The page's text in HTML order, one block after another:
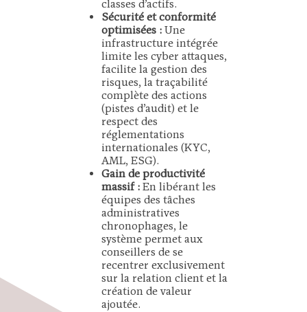
classes d’actifs.
Sécurité et conformité
optimisées : Une
infrastructure intégrée
limite les cyber attaques,
facilite la gestion des
risques, la traçabilité
complète des actions
(pistes d’audit) et le
respect des
réglementations
internationales (KYC,
AML, ESG).
Gain de productivité
massif : En libérant les
équipes des tâches
administratives
chronophages, le
système permet aux
conseillers de se
recentrer exclusivement
sur la relation client et la
création de valeur
ajoutée.